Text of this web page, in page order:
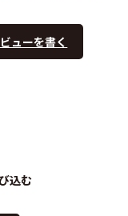
ューを書く
込む